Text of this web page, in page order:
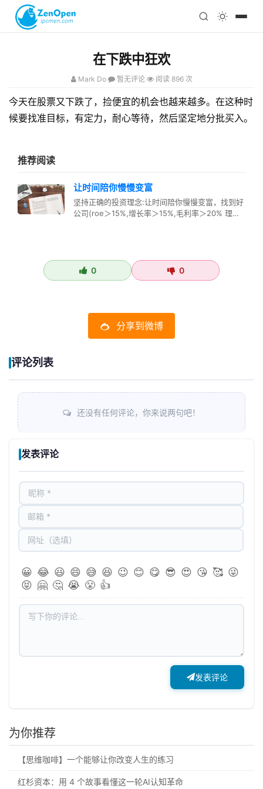
科技
注册
在下跌中狂欢
Mark Do 暂无评论 阅读 896 次
今天在股票又下跌了，捡便宜的机会也越来越多。在这种时
候要找准目标，有定力，耐心等待，然后坚定地分批买入。
推荐阅读
让时间陪你慢慢变富
坚持正确的投资理念:让时间陪你慢慢变富，找到好
公司(roe＞15%,增长率＞15%,毛利率＞20% 理解
0 0
分享到微博
评论列表
还没有任何评论，你来说两句吧！
发表评论
😀 😂 😃 😄 😅 😆 😉 😊 😋 😎 😍 😘 🥰 😜
😝 🤗 🤔 😭 😤 👍
发表评论
为你推荐
【思维咖啡】一个能够让你改变人生的练习
红杉资本：用 4 个故事看懂这一轮AI认知革命